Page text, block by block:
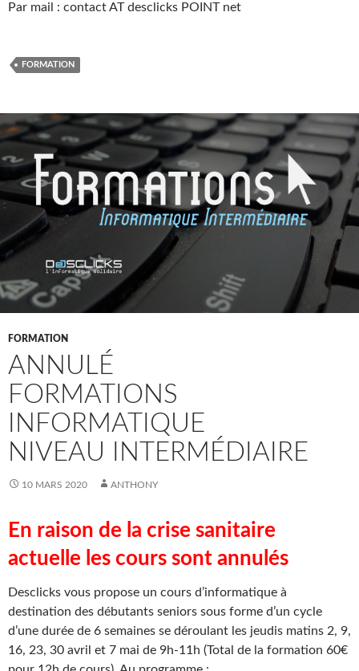
Par mail : contact AT desclicks POINT net
FORMATION
FORMATION
ANNULÉ
FORMATIONS
INFORMATIQUE
NIVEAU INTERMÉDIAIRE
10 MARS 2020 ANTHONY
En raison de la crise sanitaire
actuelle les cours sont annulés
Desclicks vous propose un cours d’informatique à
destination des débutants seniors sous forme d’un cycle
d’une durée de 6 semaines se déroulant les jeudis matins 2, 9,
16, 23, 30 avril et 7 mai de 9h-11h (Total de la formation 60€